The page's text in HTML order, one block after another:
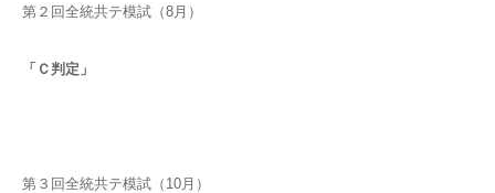
第２回全統共テ模試（8月）
「Ｃ判定」
第３回全統共テ模試（10月）